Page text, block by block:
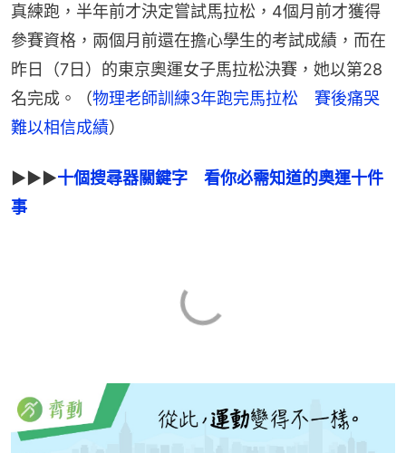
真練跑，半年前才決定嘗試馬拉松，4個月前才獲得
參賽資格，兩個月前還在擔心學生的考試成績，而在
昨日（7日）的東京奧運女子馬拉松決賽，她以第28
名完成。（物理老師訓練3年跑完馬拉松　賽後痛哭
難以相信成績）
▶▶▶十個搜尋器關鍵字　看你必需知道的奧運十件
事